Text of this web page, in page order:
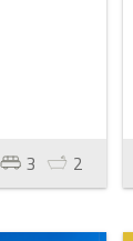
3 2